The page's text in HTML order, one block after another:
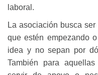
laboral.
La asociación busca
que estén empezando
idea y no sepan por
También para